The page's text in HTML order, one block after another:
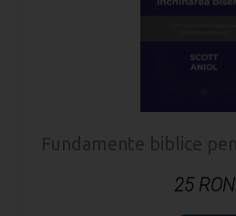
Fundamente biblice
25 RON